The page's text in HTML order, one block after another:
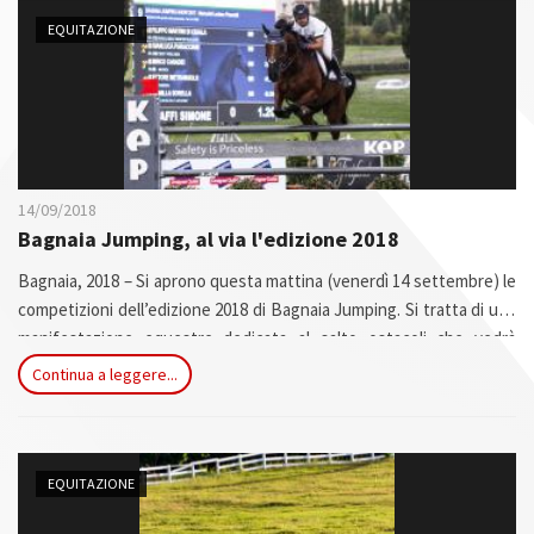
n
EQUITAZIONE
14/09/2018
Bagnaia Jumping, al via l'edizione 2018
Bagnaia, 2018 – Si aprono questa mattina (venerdì 14 settembre) le
competizioni dell’edizione 2018 di Bagnaia Jumping. Si tratta di una
manifestazione equestre dedicata al salto ostacoli che vedrà
avvicendarsi sul campo gara, allestito accanto al green del Royal
Golf Bagnaia di Murlo (Siena)....
Continua a leggere...
EQUITAZIONE